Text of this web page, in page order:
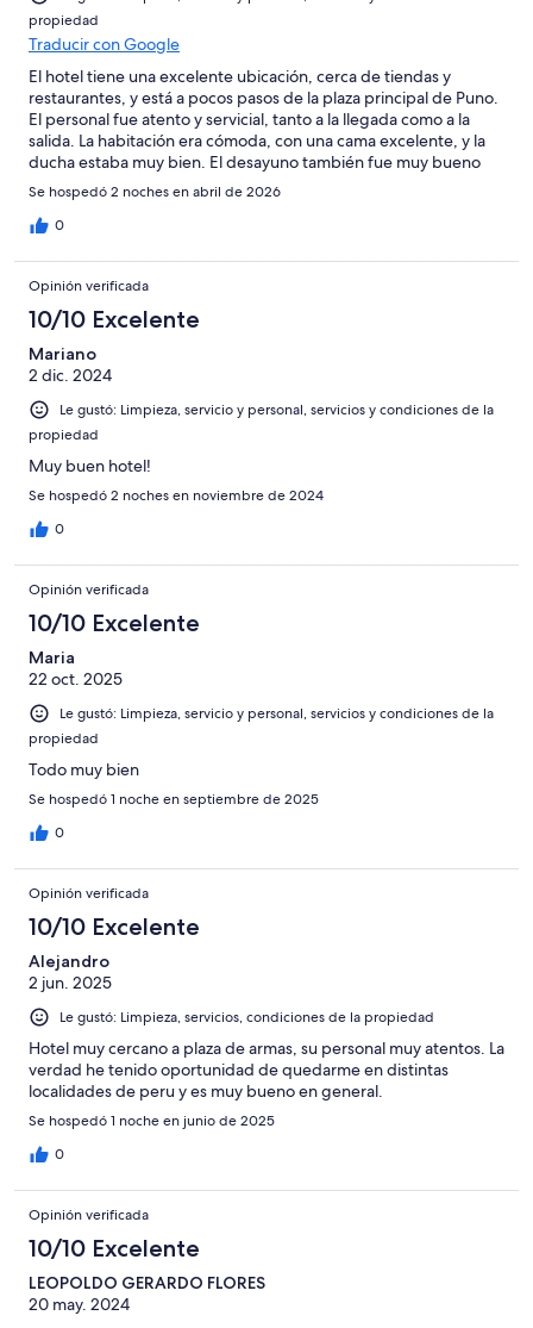
propiedad
Traducir con Google
El hotel tiene una excelente ubicación, cerca de tiendas y
restaurantes, y está a pocos pasos de la plaza principal de Puno.
El personal fue atento y servicial, tanto a la llegada como a la
salida. La habitación era cómoda, con una cama excelente, y la
ducha estaba muy bien. El desayuno también fue muy bueno
Se hospedó 2 noches en abril de 2026
0
Opinión verificada
10/10 Excelente
Mariano
2 dic. 2024
Le gustó: Limpieza, servicio y personal, servicios y condiciones de la
propiedad
Muy buen hotel!
Se hospedó 2 noches en noviembre de 2024
0
Opinión verificada
10/10 Excelente
Maria
22 oct. 2025
Le gustó: Limpieza, servicio y personal, servicios y condiciones de la
propiedad
Todo muy bien
Se hospedó 1 noche en septiembre de 2025
0
Opinión verificada
10/10 Excelente
Alejandro
2 jun. 2025
Le gustó: Limpieza, servicios, condiciones de la propiedad
Hotel muy cercano a plaza de armas, su personal muy atentos. La
verdad he tenido oportunidad de quedarme en distintas
localidades de peru y es muy bueno en general.
Se hospedó 1 noche en junio de 2025
0
Opinión verificada
10/10 Excelente
LEOPOLDO GERARDO FLORES
20 may. 2024